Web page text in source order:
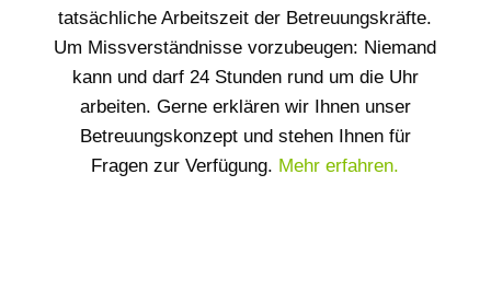
tatsächliche Arbeitszeit der Betreuungskräfte.
Um Missverständnisse vorzubeugen: Niemand
kann und darf 24 Stunden rund um die Uhr
arbeiten. Gerne erklären wir Ihnen unser
Betreuungskonzept und stehen Ihnen für
Fragen zur Verfügung. Mehr erfahren.